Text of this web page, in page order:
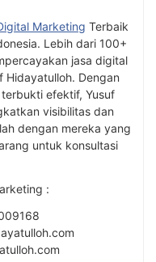
Marketing Terbaik
Lebih dari 100+
jasa digital
Hidayatulloh. Dengan
efektif, Yusuf
visibilitas dan
dengan mereka yang
untuk konsultasi
: